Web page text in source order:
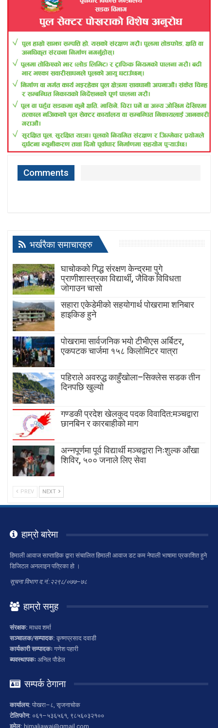
Comments
भर्खरैका समाचारहरु
घाचोकको गिद्ध संरक्षण केन्द्रमा पुगे
प्राणीशास्त्रका विद्यार्थी, जैविक विविधता
जोगाउन चासो
सहारा एकेडेमीको सहयोगार्थ पोखरामा शनिबार
हाइकिङ हुने
पोखरामा सार्वजनिक भयो टीभीएस अर्बिटर,
एकपटक चार्जमा १५८ किलोमिटर यात्रा
पहिराले अवरुद्ध काहुँखोला–सिक्लेस सडक तीन
दिनपछि खुल्यो
गण्डकी प्रदेश खेलकुद पदक विवादित:मञ्चद्वारा
छानबिन र कारबाहीको माग
अन्नपूर्णमा पूर्व विद्यार्थी मञ्चद्वारा निःशुल्क आँखा
शिविर, ५०० जनाले लिए सेवा
PREV NEXT
हाम्रो बारेमा
हिमाली आवाज साप्ताहिक द्वारा संचालित हिमाली आवाज डट कम नेपाली भाषामा प्रकाशित हुने
डिजिटल अनलाइन पत्रिका हो ।
सूचना विभाग द.नं.:२२९८/०७७–७८
हाम्रो समुह
संरक्षक: माधव शर्मा
सञ्चालक/सम्पादक: कृष्णप्रसाद दवाडी
कार्यकारी सम्पादकः गणेश पहारी
ब्यवस्थापकः अनिल पौडेल
सम्पर्क ठेगाना
कार्यालय: पोखरा–८, सृजनाचोक
टेलिफोन: ०६१–५३६५६१, ९८५६०३२१००
इमेल: himaliawaj@gmail.com